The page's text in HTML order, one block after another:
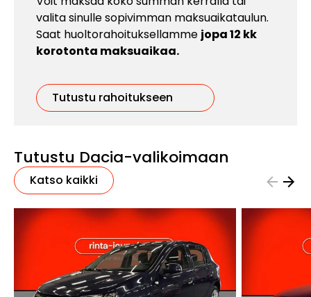
valita sinulle sopivimman maksuaikataulun.
Saat huoltorahoituksellamme jopa 12 kk
korotonta maksuaikaa.
Tutustu rahoitukseen
Tutustu Dacia-valikoimaan
Katso kaikki